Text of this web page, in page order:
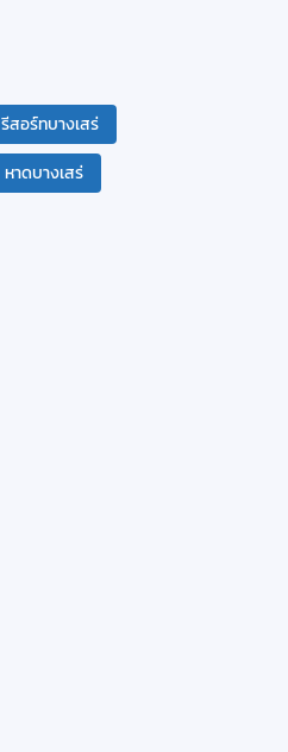
รีสอร์ทบางเสร่
หาดบางเสร่